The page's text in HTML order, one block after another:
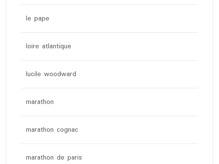
le pape
loire atlantique
lucile woodward
marathon
marathon cognac
marathon de paris